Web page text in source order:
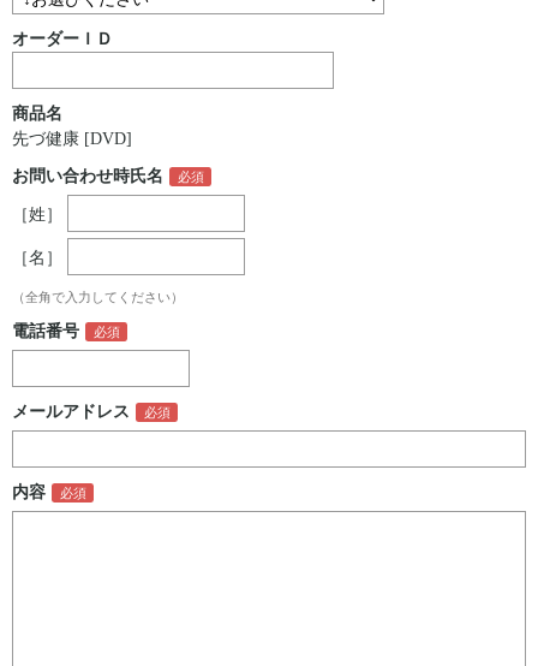
オーダーＩＤ
商品名
先づ健康 [DVD]
お問い合わせ時氏名
［姓］
［名］
（全角で入力してください）
電話番号
メールアドレス
内容